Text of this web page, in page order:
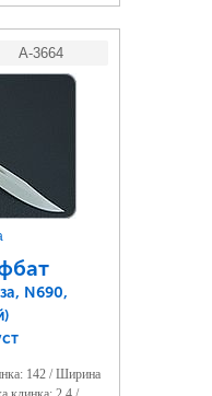
A-3664
N690,
142 / Ширина